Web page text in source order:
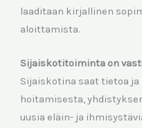
laaditaan kirjallinen
aloittamista.
Sijaiskotitoiminta on
Sijaiskotina saat tietoa
hoitamisesta,
uusia eläin- ja